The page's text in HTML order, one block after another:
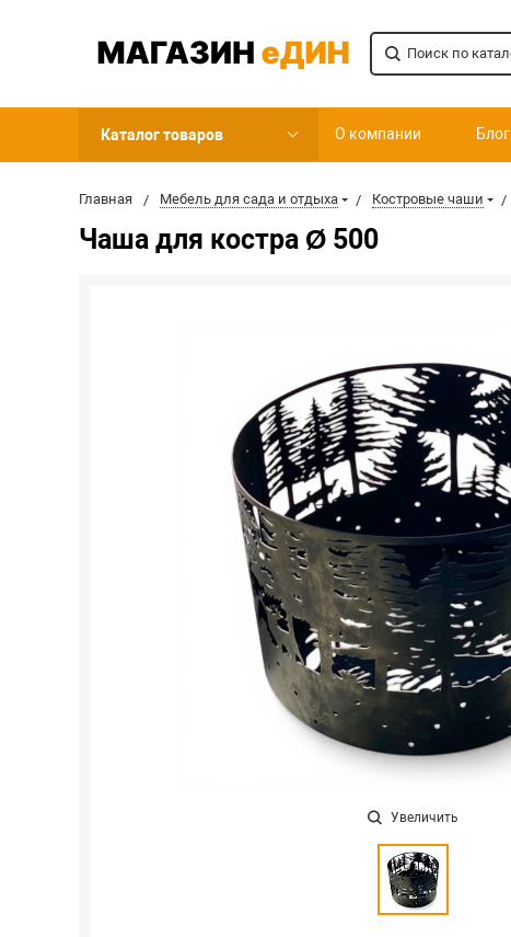
Каталог товаров О компании Блог
Главная Мебель для сада и отдыха Костровые чаши
Чаша для костра Ø 500
Увеличить